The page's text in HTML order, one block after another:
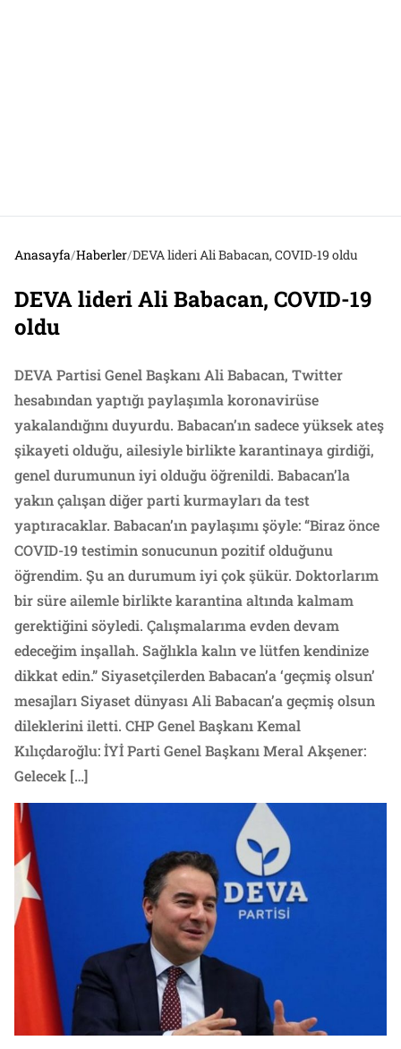
Anasayfa/Haberler/DEVA lideri Ali Babacan, COVID-19 oldu
DEVA lideri Ali Babacan, COVID-19
oldu
DEVA Partisi Genel Başkanı Ali Babacan, Twitter
hesabından yaptığı paylaşımla koronavirüse
yakalandığını duyurdu. Babacan’ın sadece yüksek ateş
şikayeti olduğu, ailesiyle birlikte karantinaya girdiği,
genel durumunun iyi olduğu öğrenildi. Babacan’la
yakın çalışan diğer parti kurmayları da test
yaptıracaklar. Babacan’ın paylaşımı şöyle: “Biraz önce
COVID-19 testimin sonucunun pozitif olduğunu
öğrendim. Şu an durumum iyi çok şükür. Doktorlarım
bir süre ailemle birlikte karantina altında kalmam
gerektiğini söyledi. Çalışmalarıma evden devam
edeceğim inşallah. Sağlıkla kalın ve lütfen kendinize
dikkat edin.” Siyasetçilerden Babacan’a ‘geçmiş olsun’
mesajları Siyaset dünyası Ali Babacan’a geçmiş olsun
dileklerini iletti. CHP Genel Başkanı Kemal
Kılıçdaroğlu: İYİ Parti Genel Başkanı Meral Akşener:
Gelecek […]